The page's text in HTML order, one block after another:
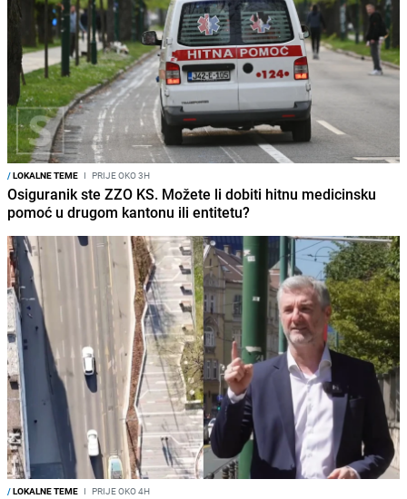
/LOKALNE TEME I PRIJE OKO 3H
Osiguranik ste ZZO KS. Možete li dobiti hitnu medicinsku
pomoć u drugom kantonu ili entitetu?
/LOKALNE TEME I PRIJE OKO 4H